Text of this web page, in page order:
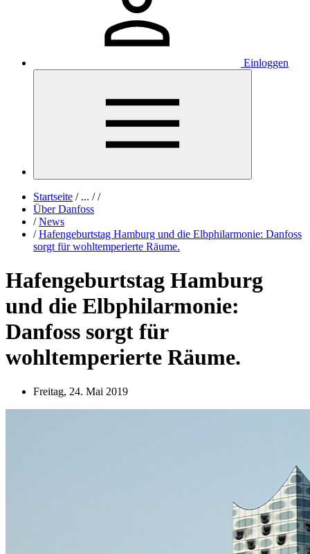
Einloggen
Startseite /... / /
Über Danfoss
/ News
/ Hafengeburtstag Hamburg und die Elbphilarmonie: Danfoss
sorgt für wohltemperierte Räume.
Hafengeburtstag Hamburg
und die Elbphilarmonie:
Danfoss sorgt für
wohltemperierte Räume.
Freitag, 24. Mai 2019